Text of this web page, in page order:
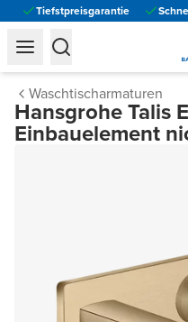
Tiefstpreisgarantie
Waschtischarmaturen
Hansgrohe Talis
Einbauelement